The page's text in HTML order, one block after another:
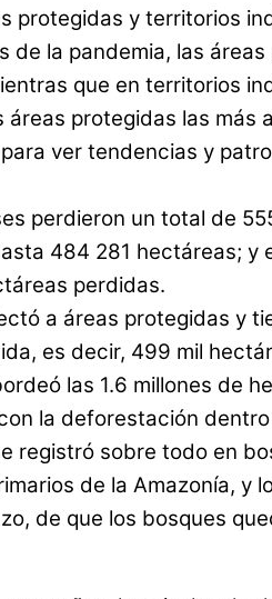
protegidas y territorios
la pandemia, las
que en territorios
protegidas las más
ver tendencias y
perdieron un total de
484 281 hectáreas;
perdidas.
a áreas protegidas y
es decir, 499 mil
las 1.6 millones de
la deforestación
registró sobre todo en
de la Amazonía,
de que los bosques